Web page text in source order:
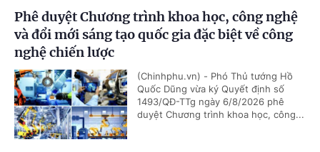
Phê duyệt Chương trình khoa học, công nghệ
và đổi mới sáng tạo quốc gia đặc biệt về công
nghệ chiến lược
(Chinhphu.vn) - Phó Thủ tướng Hồ
Quốc Dũng vừa ký Quyết định số
1493/QĐ-TTg ngày 6/8/2026 phê
duyệt Chương trình khoa học, công...